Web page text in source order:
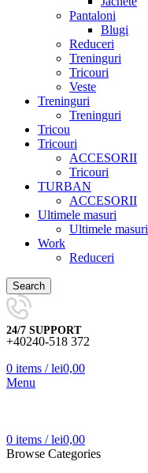
Pantaloni
Blugi
Reduceri
Treninguri
Tricouri
Veste
Treninguri
Treninguri
Tricou
Tricouri
ACCESORII
Tricouri
TURBAN
ACCESORII
Ultimele masuri
Ultimele masuri
Work
Reduceri
Search
24/7 SUPPORT
+40240-518 372
0 items / lei0,00
Menu
0 items / lei0,00
Browse Categories